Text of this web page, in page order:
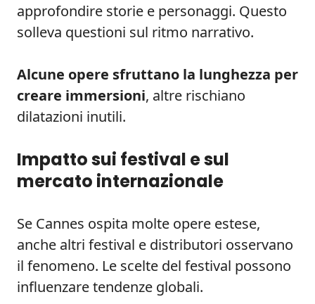
approfondire storie e personaggi. Questo
solleva questioni sul ritmo narrativo.
Alcune opere sfruttano la lunghezza per
creare immersioni, altre rischiano
dilatazioni inutili.
Impatto sui festival e sul
mercato internazionale
Se Cannes ospita molte opere estese,
anche altri festival e distributori osservano
il fenomeno. Le scelte del festival possono
influenzare tendenze globali.